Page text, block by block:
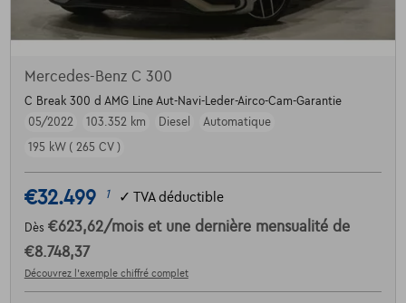
Mercedes-Benz C 300
C Break 300 d AMG Line Aut-Navi-Leder-Airco-Cam-Garantie
05/2022
103.352 km Diesel
Automatique
195 kW ( 265 CV )
€32.499 1 ✓ TVA déductible
Dès €623,62/mois et une dernière mensualité de
€8.748,37
Découvrez l’exemple chiffré complet